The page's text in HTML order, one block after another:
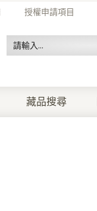
授權申請項目
藏品搜尋